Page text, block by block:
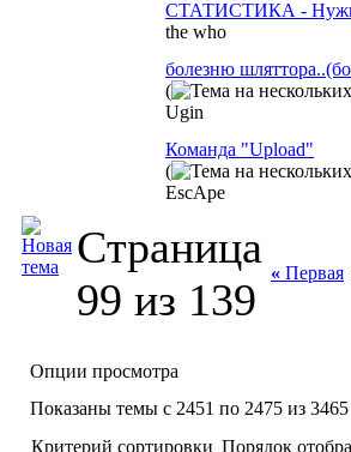
СТАТИСТИКА -
the who
болезню
(
Ugin
Команда "Upload"
(
EscApe
Страница
99 из 139
« Первая
Опции просмотра
Показаны темы с 2451 по 2475 из 3465
Критерий сортировки Порядок